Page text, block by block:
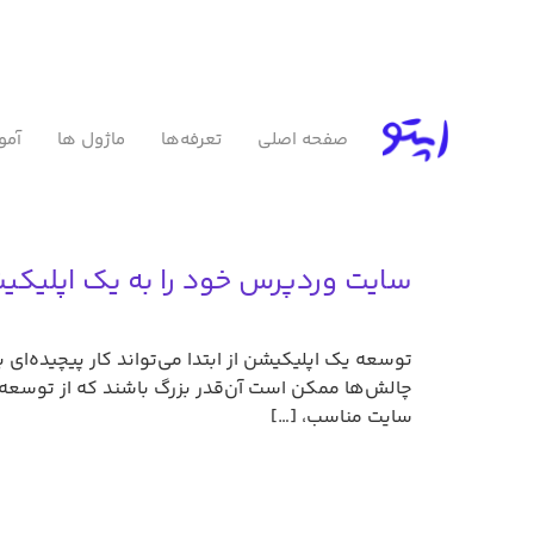
صفحه اصلی تعرفه‌ها ماژول ها
سایت وردپرس خود را به یک
توسعه یک اپلیکیشن از ابتدا می‌تواند کار
چالش‌ها ممکن است آن‌قدر بزرگ باشند که از
سایت مناسب، […]